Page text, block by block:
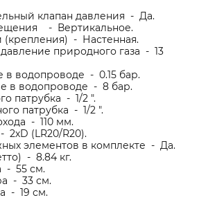
клапан давления - Да.
- Вертикальное.
(крепления) - Настенная.
природного газа - 13
в водопроводе - 0.15 бар.
в водопроводе - 8 бар.
патрубка - 1/2 ".
патрубка - 1/2 ".
- 110 мм.
2хD (LR20/R20).
элементов в комплекте - Да.
- 8.84 кг.
- 55 см.
- 33 см.
- 19 см.